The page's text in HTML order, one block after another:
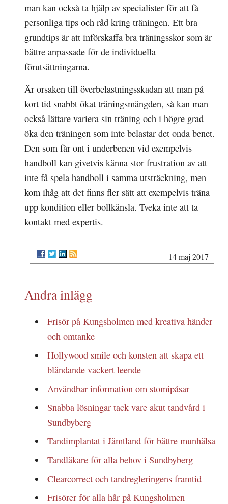
man kan också ta hjälp av specialister för att få
personliga tips och råd kring träningen. Ett bra
grundtips är att införskaffa bra träningsskor som är
bättre anpassade för de individuella
förutsättningarna.
Är orsaken till överbelastningsskadan att man på
kort tid snabbt ökat träningsmängden, så kan man
också lättare variera sin träning och i högre grad
öka den träningen som inte belastar det onda benet.
Den som får ont i underbenen vid exempelvis
handboll kan givetvis känna stor frustration av att
inte få spela handboll i samma utsträckning, men
kom ihåg att det finns fler sätt att exempelvis träna
upp kondition eller bollkänsla. Tveka inte att ta
kontakt med expertis.
14 maj 2017
Andra inlägg
Frisör på Kungsholmen med kreativa händer
och omtanke
Hollywood smile och konsten att skapa ett
bländande vackert leende
Användbar information om stomipåsar
Snabba lösningar tack vare akut tandvård i
Sundbyberg
Tandimplantat i Jämtland för bättre munhälsa
Tandläkare för alla behov i Sundbyberg
Clearcorrect och tandregleringens framtid
Frisörer för alla hår på Kungsholmen